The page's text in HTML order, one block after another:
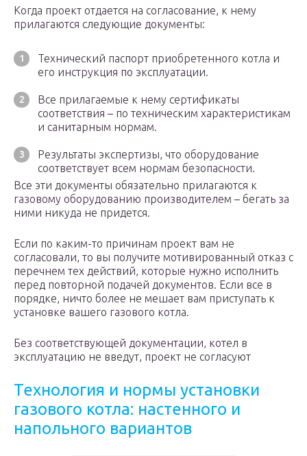
Когда проект отдается на согласование, к нему
прилагаются следующие документы:
Технический паспорт приобретенного котла и
его инструкция по эксплуатации.
Все прилагаемые к нему сертификаты
соответствия – по техническим характеристикам
и санитарным нормам.
Результаты экспертизы, что оборудование
соответствует всем нормам безопасности.
Все эти документы обязательно прилагаются к
газовому оборудованию производителем – бегать за
ними никуда не придется.
Если по каким-то причинам проект вам не
согласовали, то вы получите мотивированный отказ с
перечнем тех действий, которые нужно исполнить
перед повторной подачей документов. Если все в
порядке, ничто более не мешает вам приступать к
установке вашего газового котла.
Без соответствующей документации, котел в
эксплуатацию не введут, проект не согласуют
Технология и нормы установки
газового котла: настенного и
напольного вариантов